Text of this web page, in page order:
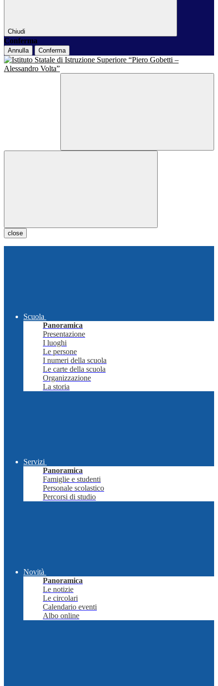
Chiudi
Conferma
Annulla Conferma
close
Scuola
Panoramica
Presentazione
I luoghi
Le persone
I numeri della scuola
Le carte della scuola
Organizzazione
La storia
Servizi
Panoramica
Famiglie e studenti
Personale scolastico
Percorsi di studio
Novità
Panoramica
Le notizie
Le circolari
Calendario eventi
Albo online